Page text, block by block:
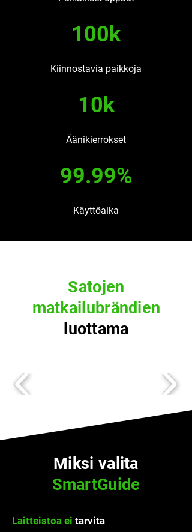
100k
Kiinnostavia paikkoja
10k
Äänikierrokset
99.99%
Käyttöaika
Satojen
matkailubrändien
luottama
Miksi valita
SmartGuide
Laitteistoa ei tarvita